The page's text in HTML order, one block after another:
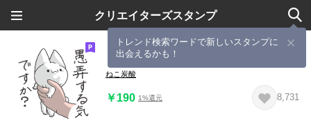
クリエイターズスタンプ
トレンド検索ワードで新しいスタンプに
出会えるかも！
ドSなこねこ様 ２
ねこ炭酸
￥190 1%還元 8,731